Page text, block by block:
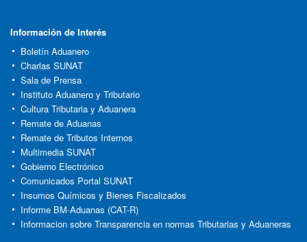
Información de Interés
Boletín Aduanero
Charlas SUNAT
Sala de Prensa
Instituto Aduanero y Tributario
Cultura Tributaria y Aduanera
Remate de Aduanas
Remate de Tributos Internos
Multimedia SUNAT
Gobierno Electrónico
Comunicados Portal SUNAT
Insumos Químicos y Bienes Fiscalizados
Informe BM-Aduanas (CAT-R)
Informacion sobre Transparencia en normas Tributarias y Aduaneras